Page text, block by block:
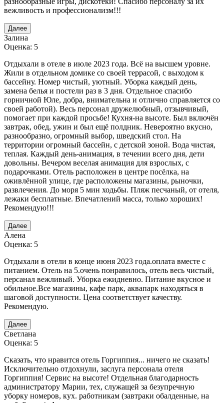
вежливость и профессионализм!!!
Далее
Залина
Оценка: 5
Отдыхали в отеле в июле 2023 года. Всё на высшем уровне.
Жили в отдельном домике со своей террасой, с выходом к
бассейну. Номер чистый, уютный. Уборка каждый день,
замена белья и постели раз в 3 дня. Отдельное спасибо
горничной Юле, добра, внимательна и отлично справляется со
своей работой). Весь персонал дружелюбный, отзывчивый,
помогает при каждой просьбе! Кухня-на высоте. Был включён
завтрак, обед, ужин и был ещё полдник. Невероятно вкусно,
разнообразно, огромный выбор, шведский стол. На
территории огромный бассейн, с детской зоной. Вода чистая,
теплая. Каждый день-анимация, в течении всего дня, дети
довольны. Вечером веселая анимация для взрослых, с
подарочками. Отель расположен в центре посёлка, на
оживлённой улице, где расположены магазины, рыночки,
развлечения. До моря 5 мин ходьбы. Пляж песчаный, от отеля,
лежаки бесплатные. Впечатлений масса, только хороших!
Рекомендую!!!
Далее
Алена
Оценка: 5
Отдыхали в отели в конце июня 2023 года.оплата вместе с
питанием. Отель на 5.очень понравилось, отель весь чистый,
персанал вежливый. Уборка ежидневно. Питание вкусное и
обильное.Все магазины, кафе парк, аквапарк находяться в
шаговой доступности. Цена соответствует качеству.
Рекомендую.
Далее
Светлана
Оценка: 5
Сказать, что нравится отель Горгиппия... ничего не сказать!
Исключительно отдохнули, заслуга персонала отеля
Горгиппия! Сервис на высоте! Отдельная благодарность
администратору Марии, тех, служащей за безупречную
уборку номеров, кух. работникам (завтраки обалденные, на